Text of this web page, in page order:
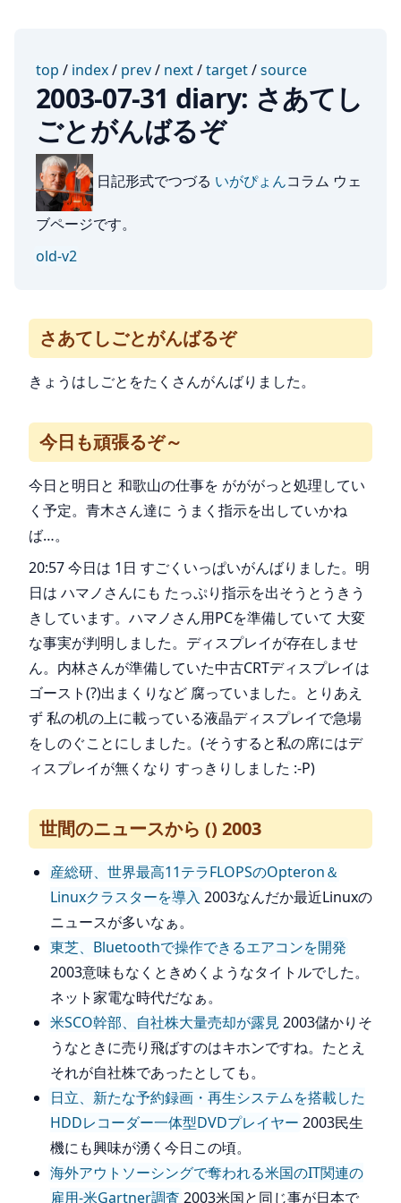
top / index/ prev/ next/target/source
2003-07-31 diary: さあてし
ごとがんばるぞ
日記形式でつづる いがぴょんコラム ウェ
ブページです。
old-v2
さあてしごとがんばるぞ
きょうはしごとをたくさんがんばりました。
今日も頑張るぞ～
今日と明日と 和歌山の仕事を がががっと処理してい
く予定。青木さん達に うまく指示を出していかね
ば…。
20:57 今日は 1日 すごくいっぱいがんばりました。明
日は ハマノさんにも たっぷり指示を出そうとうきう
きしています。ハマノさん用PCを準備していて 大変
な事実が判明しました。ディスプレイが存在しませ
ん。内林さんが準備していた中古CRTディスプレイは
ゴースト(?)出まくりなど 腐っていました。とりあえ
ず 私の机の上に載っている液晶ディスプレイで急場
をしのぐことにしました。(そうすると私の席にはデ
ィスプレイが無くなり すっきりしました :-P)
世間のニュースから () 2003
産総研、世界最高11テラFLOPSのOpteron＆
Linuxクラスターを導入 2003なんだか最近Linuxの
ニュースが多いなぁ。
東芝、Bluetoothで操作できるエアコンを開発
2003意味もなくときめくようなタイトルでした。
ネット家電な時代だなぁ。
米SCO幹部、自社株大量売却が露見 2003儲かりそ
うなときに売り飛ばすのはキホンですね。たとえ
それが自社株であったとしても。
日立、新たな予約録画・再生システムを搭載した
HDDレコーダー一体型DVDプレイヤー 2003民生
機にも興味が湧く今日この頃。
海外アウトソーシングで奪われる米国のIT関連の
雇用-米Gartner調査 2003米国と同じ事が日本で